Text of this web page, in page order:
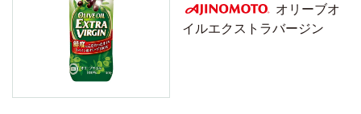
AJINOMOTO
オリーブオ
イルエクストラバージン